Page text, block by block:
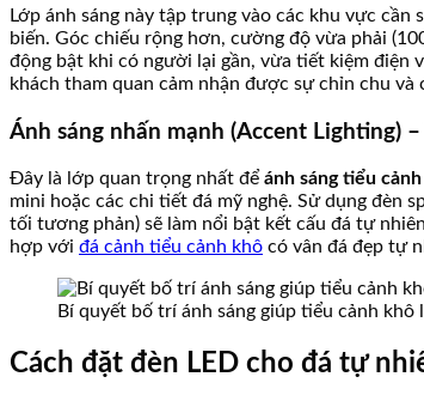
Lớp ánh sáng này tập trung vào các khu vực
biến. Góc chiếu rộng hơn, cường độ vừa phải
động bật khi có người lại gần, vừa tiết kiệm điện
khách tham quan cảm nhận được sự chỉn chu và
Ánh sáng nhấn mạnh (Accent Lighting)
Đây là lớp quan trọng nhất để ánh sáng tiểu
mini hoặc các chi tiết đá mỹ nghệ. Sử dụng đèn
tối tương phản) sẽ làm nổi bật kết cấu đá tự
hợp với đá cảnh tiểu cảnh khô có vân đá đẹp tự
Bí quyết bố trí ánh sáng giúp tiểu cảnh khô
Cách đặt đèn LED cho đá tự